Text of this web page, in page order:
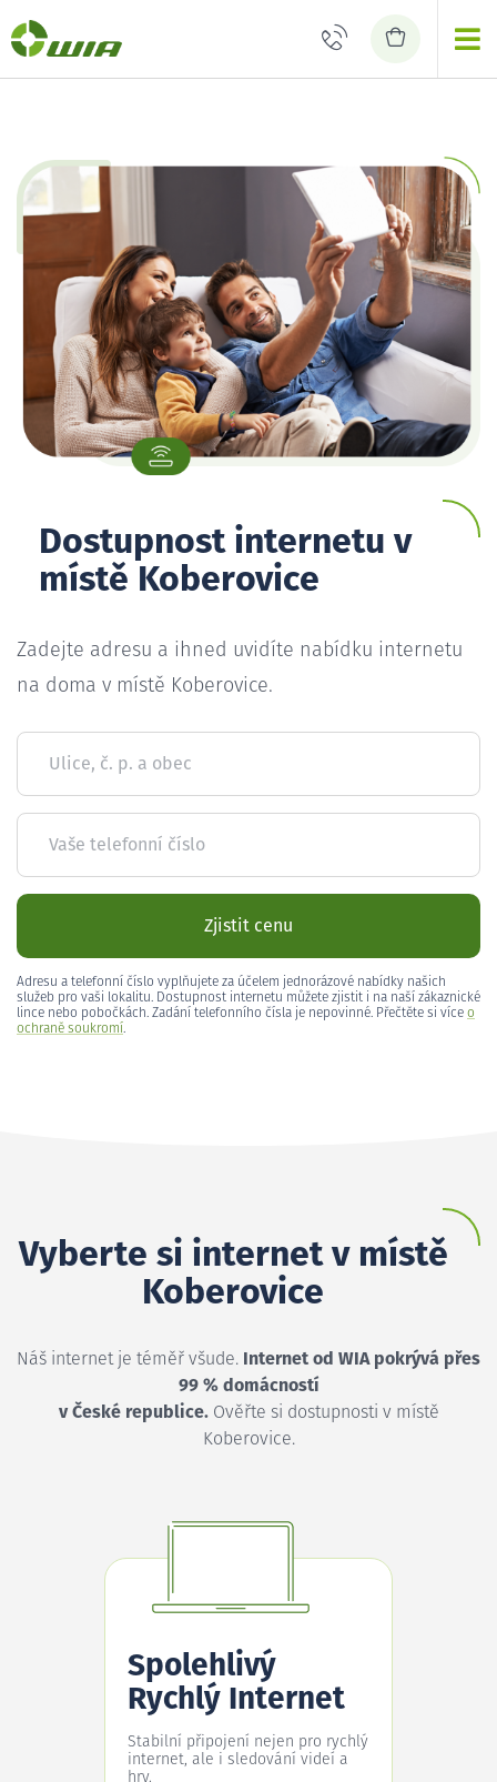
Dostupnost internetu v
místě Koberovice
Zadejte adresu a ihned uvidíte nabídku internetu
na doma v místě Koberovice.
Ulice, č. p. a obec
Vaše telefonní číslo
Zjistit cenu
Adresu a telefonní číslo vyplňujete za účelem jednorázové nabídky našich
služeb pro vaši lokalitu. Dostupnost internetu můžete zjistit i na naší zákaznické
lince nebo pobočkách. Zadání telefonního čísla je nepovinné. Přečtěte si více o
ochraně soukromí.
Vyberte si internet v místě
Koberovice
Náš internet je téměř všude. Internet od WIA pokrývá přes
99 % domácností
v České republice.Ověřte si dostupnosti v místě
Koberovice.
Spolehlivý
Rychlý Internet
Stabilní připojení nejen pro rychlý
internet, ale i sledování videí a
hry.